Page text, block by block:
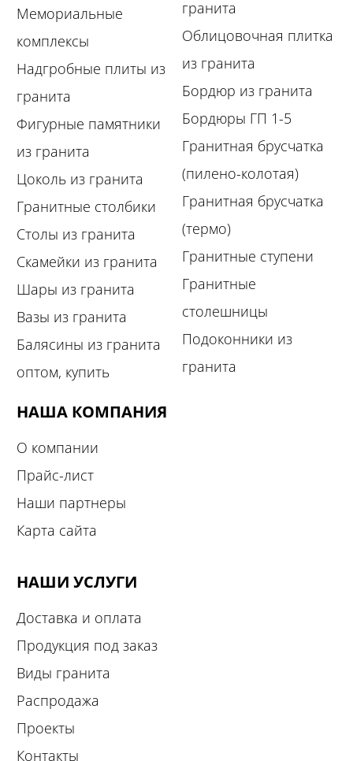
Мемориальные
комплексы
Надгробные плиты из
гранита
Фигурные памятники
из гранита
Цоколь из гранита
Гранитные столбики
Столы из гранита
Скамейки из гранита
Шары из гранита
Вазы из гранита
Балясины из гранита
оптом, купить
гранита
Облицовочная плитка
из гранита
Бордюр из гранита
Бордюры ГП 1-5
Гранитная брусчатка
(пилено-колотая)
Гранитная брусчатка
(термо)
Гранитные ступени
Гранитные
столешницы
Подоконники из
гранита
НАША КОМПАНИЯ
О компании
Прайс-лист
Наши партнеры
Карта сайта
НАШИ УСЛУГИ
Доставка и оплата
Продукция под заказ
Виды гранита
Распродажа
Проекты
Контакты